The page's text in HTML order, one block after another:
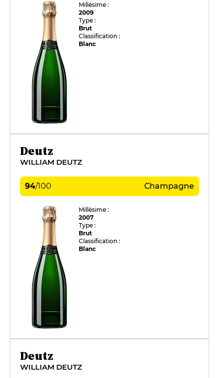
Millésime :
2009
Type :
Brut
Classification :
Blanc
Deutz
WILLIAM DEUTZ
94/100 Champagne
Millésime :
2007
Type :
Brut
Classification :
Blanc
Deutz
WILLIAM DEUTZ